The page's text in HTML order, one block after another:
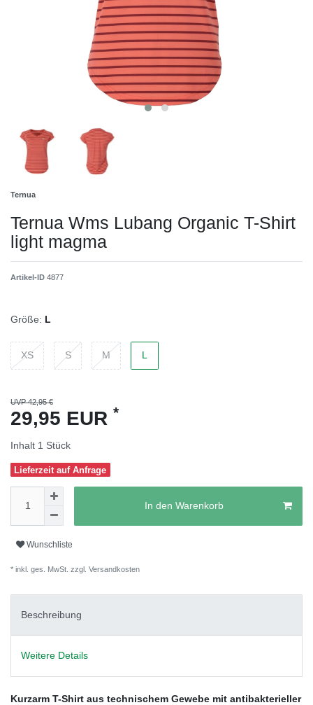
Ternua
Ternua Wms Lubang Organic T-Shirt
light magma
Artikel-ID 4877
Größe: L
XS S M L
UVP 42,95 €
29,95 EUR *
Inhalt 1 Stück
Lieferzeit auf Anfrage
In den Warenkorb
Wunschliste
* inkl. ges. MwSt. zzgl. Versandkosten
Beschreibung
Weitere Details
Kurzarm T-Shirt aus technischem Gewebe mit antibakterieller